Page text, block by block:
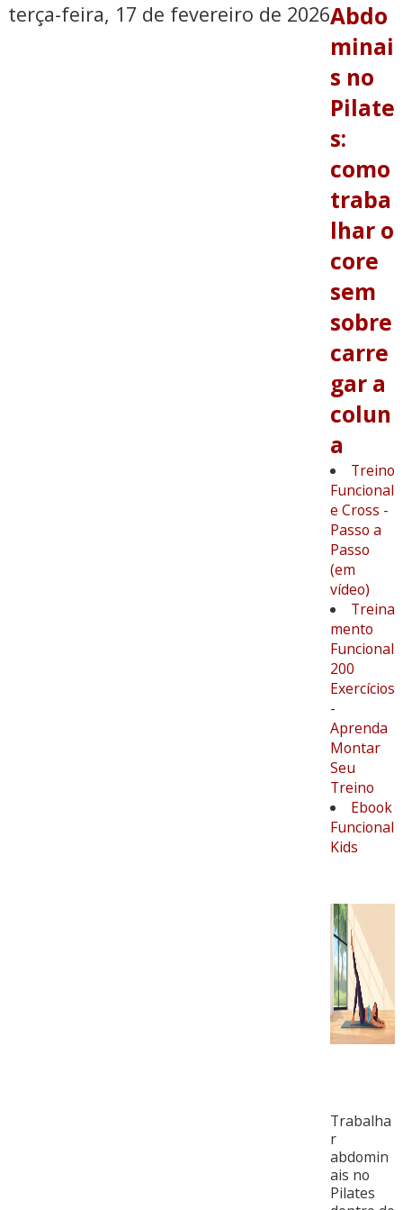
terça-feira, 17 de fevereiro de 2026Abdo
minai
s no
Pilate
s:
como
traba
lhar o
core
sem
sobre
carre
gar a
colun
a
Treino
Funcional
e Cross -
Passo a
Passo
(em
vídeo)
Treina
mento
Funcional
200
Exercícios
-
Aprenda
Montar
Seu
Treino
Ebook
Funcional
Kids
Trabalha
r
abdomin
ais no
Pilates